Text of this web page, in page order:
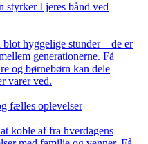
styrker I jeres bånd ved
hyggelige stunder – de er
generationerne. Få
og børnebørn kan dele
varer ved.
fælles oplevelser
koble af fra hverdagens